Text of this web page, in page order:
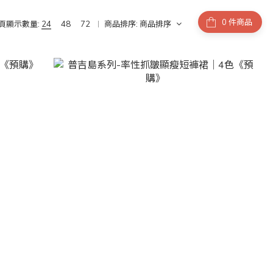
件商品
顯示數量: 24 48 72 商品排序: 商品排序